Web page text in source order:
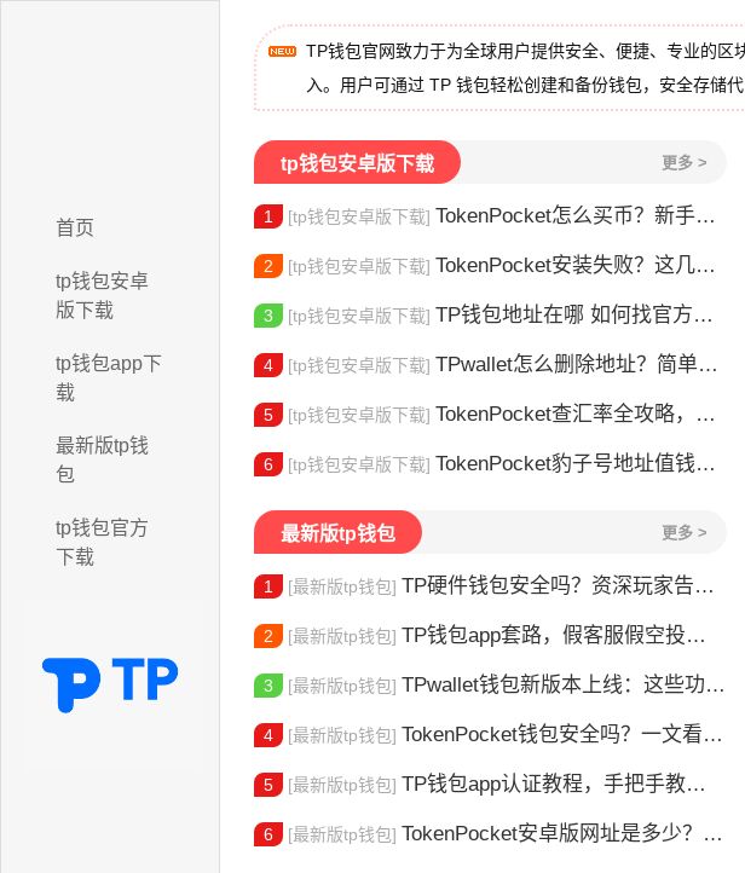
首页
tp钱包安卓
版下载
tp钱包app下
载
最新版tp钱
包
tp钱包官方
下载
TP钱包官网致力于为全球用户提供安全、便捷、专业的
入。用户可通过 TP 钱包轻松创建和备份钱包，安全存储
tp钱包安卓版下载 更多 >
1 [tp钱包安卓版下载] TokenPocket怎么买币？新手交易全流程详解
2 [tp钱包安卓版下载] TokenPocket安装失败？这几点最常见
3 [tp钱包安卓版下载] TP钱包地址在哪 如何找官方下载入口
4 [tp钱包安卓版下载] TPwallet怎么删除地址？简单几步教你移除多余钱包
5 [tp钱包安卓版下载] TokenPocket查汇率全攻略，新手一看就会
6 [tp钱包安卓版下载] TokenPocket豹子号地址值钱吗？新手看完这篇就懂了
最新版tp钱包 更多 >
1 [最新版tp钱包] TP硬件钱包安全吗？资深玩家告诉你真相
2 [最新版tp钱包] TP钱包app套路，假客服假空投全曝光
3 [最新版tp钱包] TPwallet钱包新版本上线：这些功能升级值得体验
4 [最新版tp钱包] TokenPocket钱包安全吗？一文看懂真实风险
5 [最新版tp钱包] TP钱包app认证教程，手把手教你完成身份验证
6 [最新版tp钱包] TokenPocket安卓版网址是多少？一文教你安全下载